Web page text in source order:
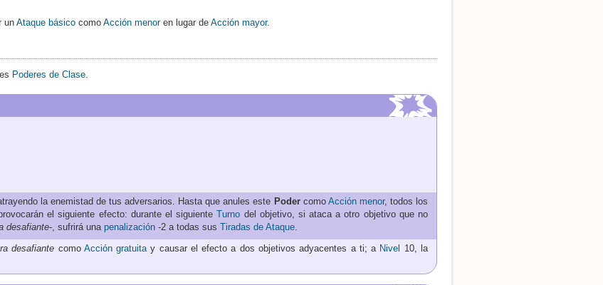
unAtaque básico comoAcción menoren lugar deAcción mayor.
Poderes de Clase.
la enemistad de tus adversarios. Hasta que anules este Podercomo Acción menor, todos los
el siguiente efecto: durante el siguienteTurno del objetivo, si ataca a otro objetivo que no
desafiante-, sufrirá una penalización -2 a todas sus Tiradas de Ataque.
desafiante como Acción gratuitay causar el efecto a dos objetivos adyacentes a ti; a Nivel
10, la